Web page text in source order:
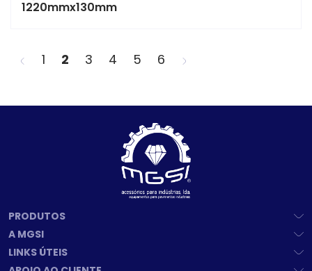
1220mmx130mm
1 2 3 4 5 6
PRODUTOS
A MGSI
LINKS ÚTEIS